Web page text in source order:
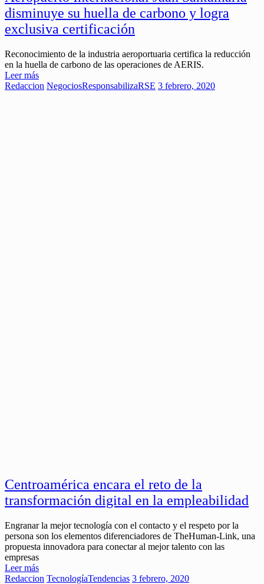
disminuye su huella de carbono y logra
exclusiva certificación
Reconocimiento de la industria aeroportuaria certifica la reducción
en la huella de carbono de las operaciones de AERIS.
Leer más
Redaccion NegociosResponsabilizaRSE 3 febrero, 2020
Centroamérica encara el reto de la
transformación digital en la empleabilidad
Engranar la mejor tecnología con el contacto y el respeto por la
persona son los elementos diferenciadores de TheHuman-Link, una
propuesta innovadora para conectar al mejor talento con las
empresas
Leer más
Redaccion TecnologíaTendencias 3 febrero, 2020